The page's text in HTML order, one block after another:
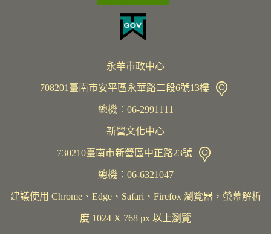
永華市政中心
708201臺南市安平區永華路二段6號13樓
總機︰06-2991111
新營文化中心
730210臺南市新營區中正路23號
總機：06-6321047
建議使用 Chrome、Edge、Safari、Firefox 瀏覽器，螢幕解析
度 1024 X 768 px 以上瀏覽